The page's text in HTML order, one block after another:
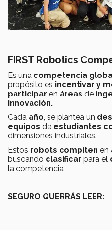
FIRST Robotics
Es una competencia
propósito es incentivar y
participar en áreas de
innovación.
Cada año , se plantea un
equipos de estudiantes
dimensiones industriales.
Estos robots compiten en
buscando clasificar para el
la competencia.
SEGURO QUERRÁS LEER: